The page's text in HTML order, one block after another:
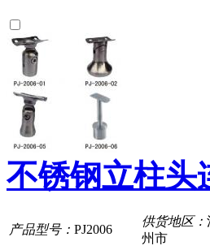
不锈钢立柱头
产品型号： PJ2006
供货地区：
州市